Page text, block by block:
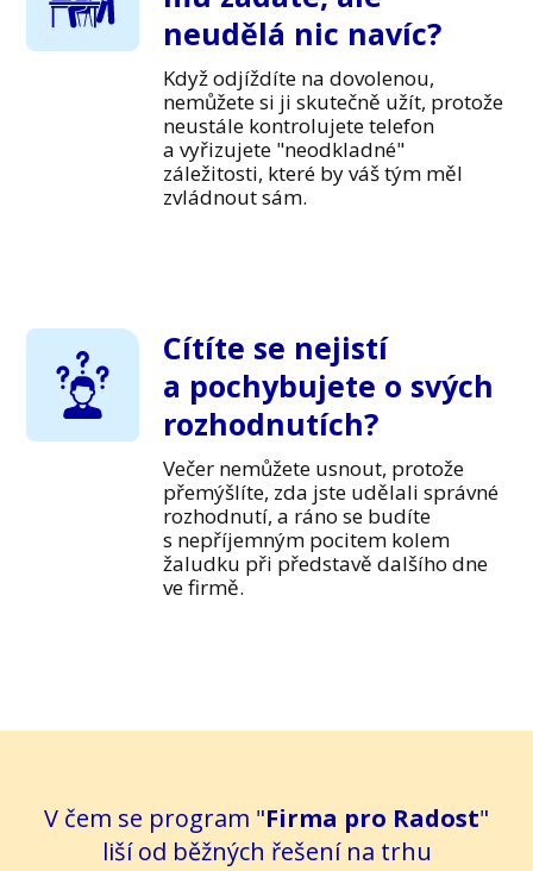
neudělá nic navíc?
Když odjíždíte na dovolenou,
nemůžete si ji skutečně užít, protože
neustále kontrolujete telefon
a vyřizujete "neodkladné"
záležitosti, které by váš tým měl
zvládnout sám.
Cítíte se nejistí
a pochybujete o svých
rozhodnutích?
Večer nemůžete usnout, protože
přemýšlíte, zda jste udělali správné
rozhodnutí, a ráno se budíte
s nepříjemným pocitem kolem
žaludku při představě dalšího dne
ve firmě.
V čem se program "Firma pro Radost"
liší od běžných řešení na trhu